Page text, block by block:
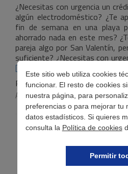
Este sitio web utiliza cookies
funcionar. El resto de cookies
nuestra página, para
preferencias o para mejorar tu
datos estadísticos. Si quieres
consulta la Política de cookies
Permitir
¿Necesitas con urgencia un
algún electrodoméstico? ¿Te
fin de semana en una playa
ahorrado nada en este mes?
pareja algo por San Valentín,
suficiente? ¿Necesitas con
[…]
Publicada en Préstamos online
préstamos ,préstamos